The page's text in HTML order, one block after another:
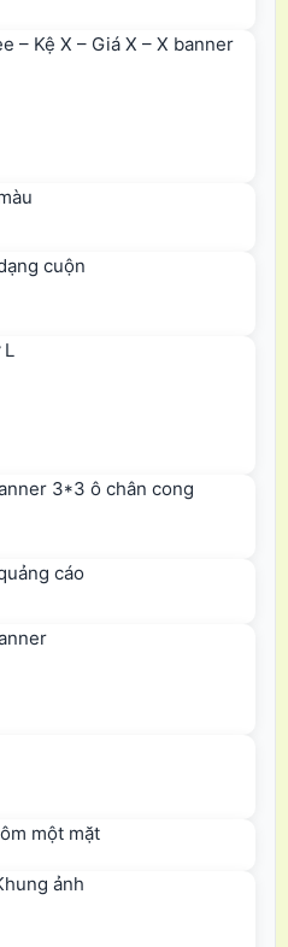
– Kệ X – Giá X – X banner
cuộn
L
3*3 ô chân cong
cáo
một mặt
ảnh